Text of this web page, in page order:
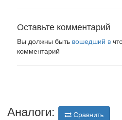
Оставьте комментарий
Вы должны быть вошедший в
комментарий
Аналоги: Сравнить